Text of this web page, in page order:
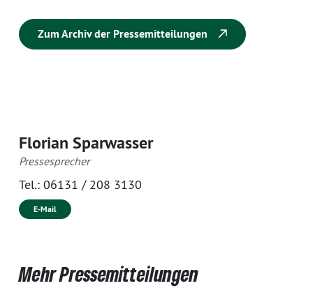
Zum Archiv der Pressemitteilungen
Florian Sparwasser
Pressesprecher
Tel.: 06131 / 208 3130
E-Mail
Mehr Pressemitteilungen